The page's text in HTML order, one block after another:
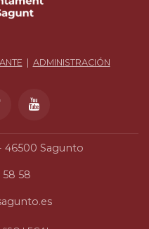
ADMINISTRACIÓN
46500 Sagunto
58 58